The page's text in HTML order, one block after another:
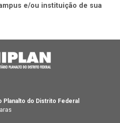
e/ou instituição de sua
do Distrito Federal